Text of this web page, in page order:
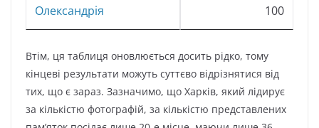
Олександрія
100
Втім, ця таблиця оновлюється досить рідко, тому
кінцеві результати можуть суттєво відрізнятися від
тих, що є зараз. Зазначимо, що Харків, який лідирує
за кількістю фотографій, за кількістю представлених